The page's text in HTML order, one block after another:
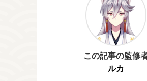
この記事の監修
ルカ